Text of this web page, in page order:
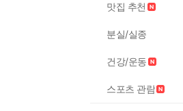
맛집 추천
분실/실종
건강/운동
스포츠 관람